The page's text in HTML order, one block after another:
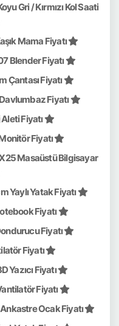
Gri / Kırmızı Kol Saati
Mama Fiyatı
Blender Fiyatı
Çantası Fiyatı
Fiyatı
Fiyatı
Fiyatı
Masaüstü Bilgisayar
Yaylı Yatak Fiyatı
Fiyatı
Fiyatı
Fiyatı
Yazıcı Fiyatı
Fiyatı
Ocak Fiyatı